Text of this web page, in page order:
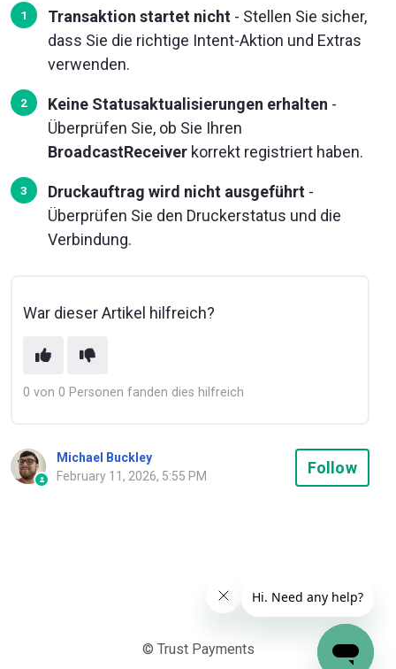
Transaktion startet nicht - Stellen Sie sicher,
dass Sie die richtige Intent-Aktion und Extras
verwenden.
Keine Statusaktualisierungen erhalten -
Überprüfen Sie, ob Sie Ihren
BroadcastReceiver korrekt registriert haben.
Druckauftrag wird nicht ausgeführt -
Überprüfen Sie den Druckerstatus und die
Verbindung.
War dieser Artikel hilfreich?
0 von 0 Personen fanden dies hilfreich
Michael Buckley
February 11, 2026, 5:55 PM
Follow
© Trust Payments